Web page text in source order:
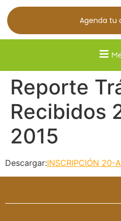
Agenda tu
Reporte
Recibidos
2015
Descargar:INSCRIPCIÓN 20-